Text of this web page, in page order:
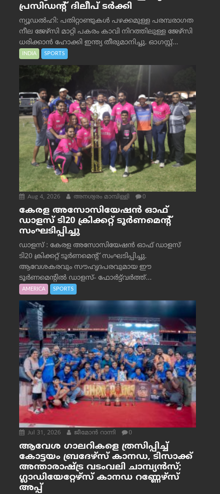
പ്രസിഡന്റ് ദിലീപ് ടര്‍ക്കി
ന്യൂഡൽഹി: പതിറ്റാണ്ടുകൾ പഴക്കമുള്ള പരമ്പരാഗത
നീല ജേഴ്‌സി മാറ്റി പകരം കാവി നിറത്തിലുള്ള ജേഴ്‌സി
ധരിക്കാൻ ഹോക്കി ഇന്ത്യ തീരുമാനിച്ചു. ഓഗസ്റ്റ്...
INDIA SPORTS
Aug 4, 2026 അനശ്വരം മാമ്പിള്ളി 0
കേരള അസോസിയേഷൻ ഓഫ്
ഡാളസ് ടി20 ക്രിക്കറ്റ് ടൂർണമെന്റ്
സംഘടിപ്പിച്ചു
ഡാളസ് : കേരള അസോസിയേഷൻ ഓഫ് ഡാളസ്
ടി20 ക്രിക്കറ്റ് ടൂർണമെന്റ് സംഘടിപ്പിച്ചു.
ആവേശകരവും സൗഹൃദപരവുമായ ഈ
ടൂർണമെന്റിൽ ഡാളസ്- ഫോർട്ട്‌വര്‍ത്ത്...
AMERICA SPORTS
Jul 31, 2026 ജീമോന്‍ റാന്നി 0
ആവേശ ഗാലറികളെ ത്രസിപ്പിച്ച്
കോട്ടയം ബ്രദേഴ്‌സ് കാനഡ, ടിസാക്ക്
അന്താരാഷ്ട്ര വടംവലി ചാമ്പ്യന്‍സ്;
ഗ്ലാഡിയേറ്റേഴ്‌സ് കാനഡ റണ്ണേഴ്‌സ്
അപ്പ്